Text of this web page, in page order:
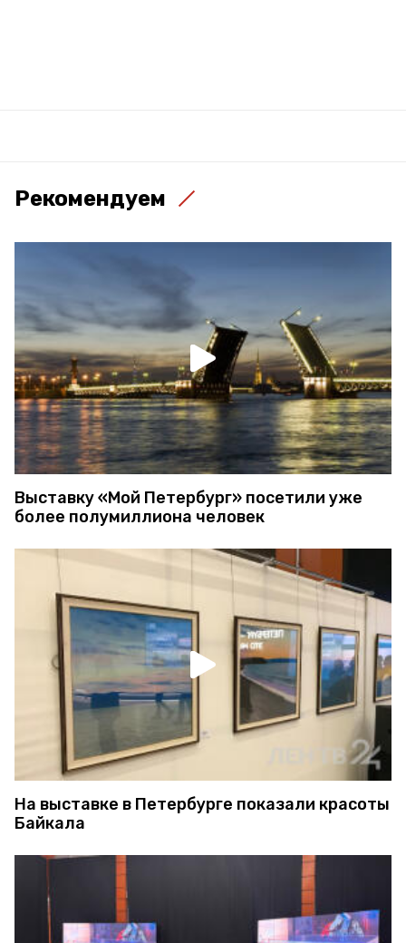
Рекомендуем
Выставку «Мой Петербург» посетили уже
более полумиллиона человек
На выставке в Петербурге показали красоты
Байкала